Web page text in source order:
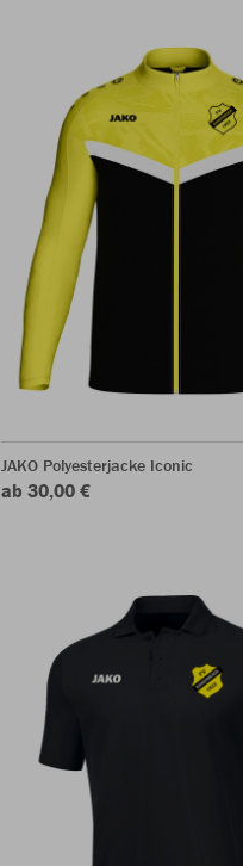
JAKO Polyesterjacke Iconic
ab 30,00 €